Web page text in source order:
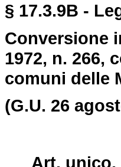
§ 17.3.9B -
Conversione
1972, n. 266,
comuni delle
(G.U. 26
Art. unico.